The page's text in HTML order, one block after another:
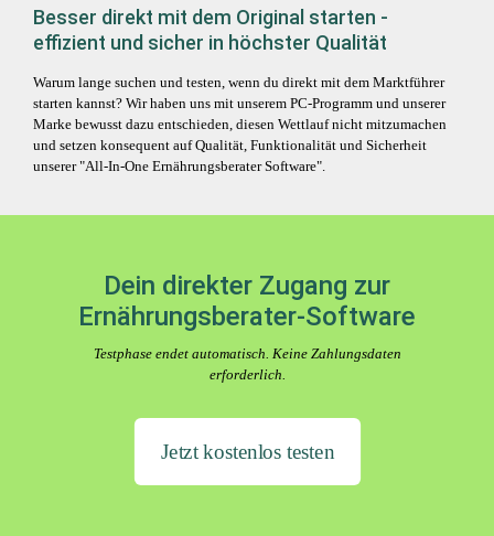
Besser direkt mit dem Original starten -
effizient und sicher in höchster Qualität
Warum lange suchen und testen, wenn du direkt mit dem Marktführer
starten kannst? Wir haben uns mit unserem PC-Programm und unserer
Marke bewusst dazu entschieden, diesen Wettlauf nicht mitzumachen
und setzen konsequent auf Qualität, Funktionalität und Sicherheit
unserer "All-In-One Ernährungsberater Software".
Dein direkter Zugang zur
Ernährungsberater-Software
Testphase endet automatisch. Keine Zahlungsdaten
erforderlich.
Jetzt kostenlos testen